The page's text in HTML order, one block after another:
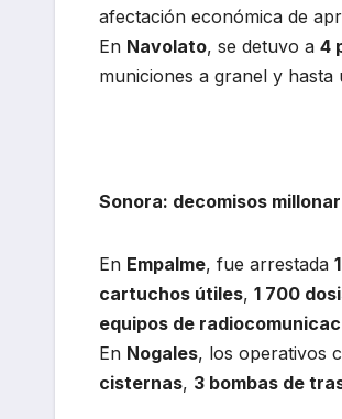
afectación económica de
En Navolato, se detuvo a 4
municiones a granel y
Sonora: decomisos
En Empalme, fue arrestada
cartuchos útiles, 1 700
equipos de
En Nogales, los operativos
cisternas, 3 bombas de